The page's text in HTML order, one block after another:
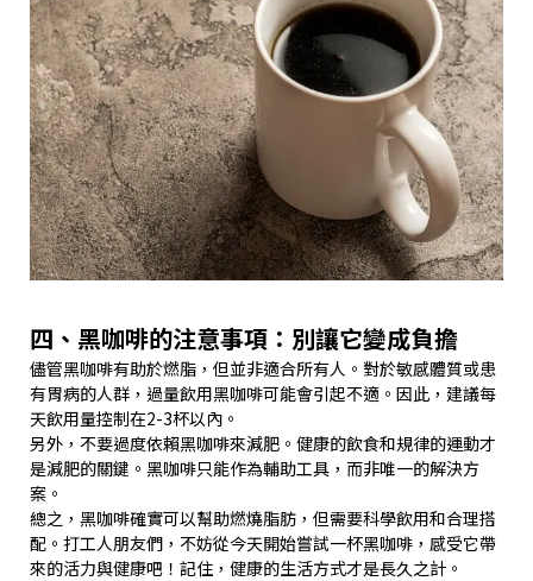
四、黑咖啡的注意事項：別讓它變成負擔
儘管黑咖啡有助於燃脂，但並非適合所有人。對於敏感體質或患
有胃病的人群，過量飲用黑咖啡可能會引起不適。因此，建議每
天飲用量控制在2-3杯以內。
另外，不要過度依賴黑咖啡來減肥。健康的飲食和規律的運動才
是減肥的關鍵。黑咖啡只能作為輔助工具，而非唯一的解決方
案。
總之，黑咖啡確實可以幫助燃燒脂肪，但需要科學飲用和合理搭
配。打工人朋友們，不妨從今天開始嘗試一杯黑咖啡，感受它帶
來的活力與健康吧！記住，健康的生活方式才是長久之計。